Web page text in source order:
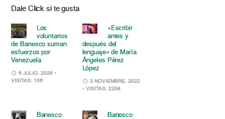
Dale Click si te gusta
Los
voluntarios
de Banesco suman
esfuerzos por
Venezuela
6 JULIO, 2026 •
VISITAS: 156
«Escribir
antes y
después del
lenguaje» de María
Ángeles Pérez
López
3 NOVIEMBRE, 2022
• VISITAS: 2258
Banesco
Banesco